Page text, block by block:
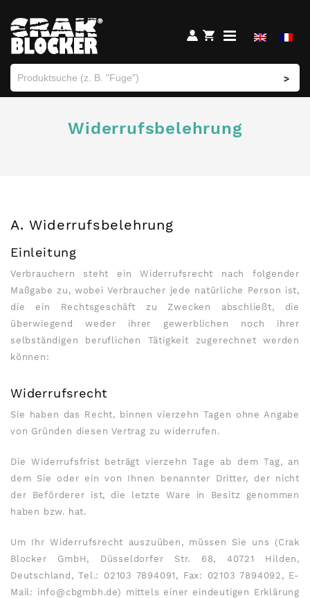
>
Widerrufsbelehrung
A. Widerrufsbelehrung
Einleitung
Verbrauchern steht ein Widerrufsrecht nach folgender
Maßgabe zu, wobei Verbraucher jede natürliche Person ist,
die ein Rechtsgeschäft zu Zwecken abschließt, die
überwiegend weder ihrer gewerblichen noch ihrer
selbständigen beruflichen Tätigkeit zugerechnet werden
können:
Widerrufsrecht
Sie haben das Recht, binnen vierzehn Tagen ohne Angabe
von Gründen diesen Vertrag zu widerrufen.
Die Widerrufsfrist beträgt vierzehn Tage ab dem Tag, an
dem Sie oder ein von Ihnen benannter Dritter, der nicht
der Beförderer ist, die letzte Ware in Besitz genommen
haben bzw. hat.
Um Ihr Widerrufsrecht auszuüben, müssen Sie uns (Crak
Blocker GmbH, Düsseldorfer Str. 68, 40721 Hilden,
Deutschland, Tel.: 02103 7894091, Fax: 02103 7894092, E-
Mail: info@cbgmbh.de) mittels einer eindeutigen Erklärung